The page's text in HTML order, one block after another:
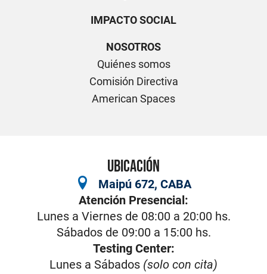
IMPACTO SOCIAL
NOSOTROS
Quiénes somos
Comisión Directiva
American Spaces
UBICACIÓN
Maipú 672, CABA
Atención Presencial:
Lunes a Viernes de 08:00 a 20:00 hs.
Sábados de 09:00 a 15:00 hs.
Testing Center:
Lunes a Sábados (solo con cita)